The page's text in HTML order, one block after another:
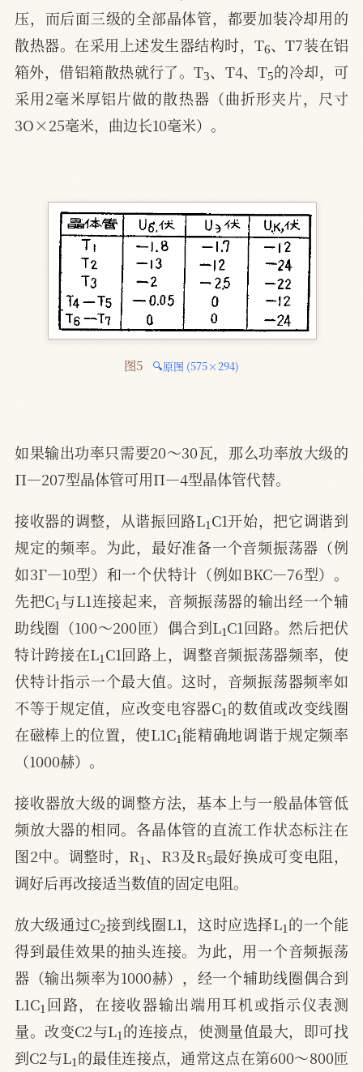
压，而后面三级的全部晶体管，都要加装冷却用的
散热器。在采用上述发生器结构时，T6、T7装在铝
箱外，借铝箱散热就行了。T3、T4、T5的冷却，可
采用2毫米厚铝片做的散热器（曲折形夹片，尺寸
3O×25毫米，曲边长10毫米）。
图5 🔍原图 (575×294)
如果输出功率只需要20～30瓦，那么功率放大级的
П—207型晶体管可用П—4型晶体管代替。
接收器的调整，从谐振回路L C1开始，把它调谐到
规定的频率。为此，最好准备一个音频振荡器（例
如3Г—10型）和一个伏特计（例如BKC—76型）。
先把C 1与L1连接起来，音频振荡器的输出经一个辅
助线圈（100～200匝）偶合到L1C1回路。然后把伏
特计跨接在L C1回路上，调整音频振荡器频率，使
伏特计指示一个最大值。这时，音频振荡器频率如
不等于规定值，应改变电容器C 的数值或改变线圈
在磁棒上的位置，使L1C1能精确地调谐于规定频率
（1000赫）。
接收器放大级的调整方法，基本上与一般晶体管低
频放大器的相同。各晶体管的直流工作状态标注在
图2中。调整时，R1、R3及R5最好换成可变电阻，
调好后再改接适当数值的固定电阻。
放大级通过C 2
接到线圈L1，这时应选择L 的一个能
得到最佳效果的抽头连接。为此，用一个音频振荡
器（输出频率为1000赫），经一个辅助线圈偶合到
L1C1回路，在接收器输出端用耳机或指示仪表测
量。改变C2与L1的连接点，使测量值最大，即可找
到C2与L1的最佳连接点，通常这点在第600～800匝